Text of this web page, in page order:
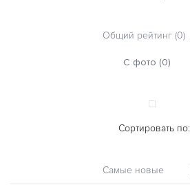
Общий рейтинг (0)
С фото (0)
Сортировать по:
Самые новые